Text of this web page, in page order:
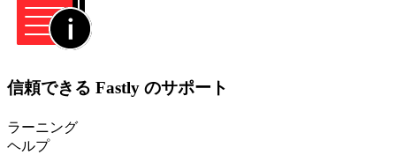
信頼できる Fastly のサポート
ラーニング
ヘルプ